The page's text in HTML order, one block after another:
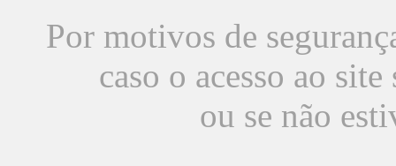
Por motivos de
caso o acesso ao
ou se não